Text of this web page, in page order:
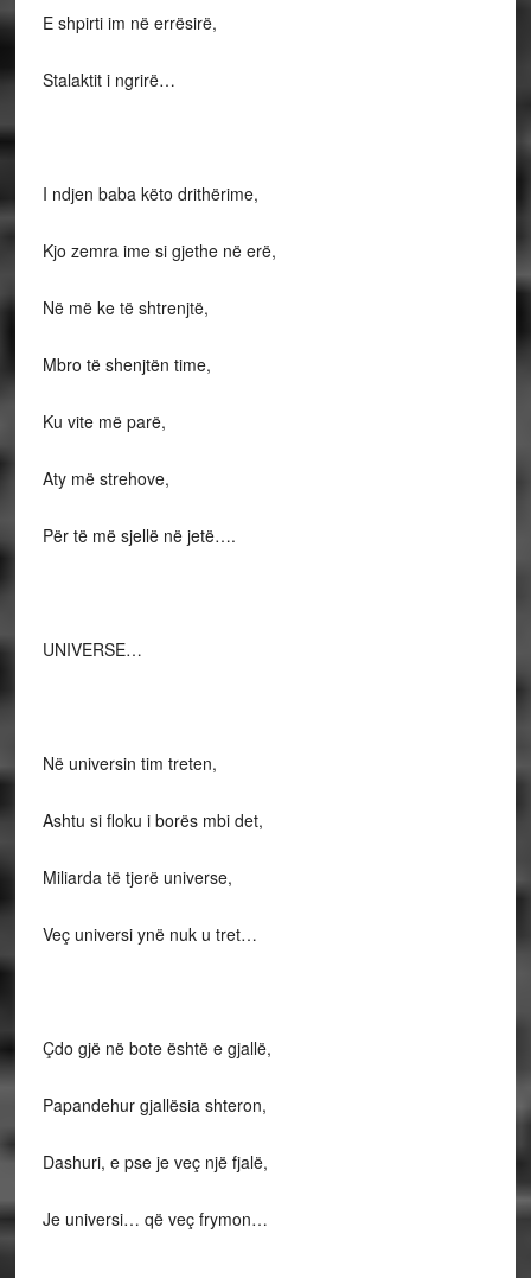
E shpirti im në errësirë,
Stalaktit i ngrirë…
I ndjen baba këto drithërime,
Kjo zemra ime si gjethe në erë,
Në më ke të shtrenjtë,
Mbro të shenjtën time,
Ku vite më parë,
Aty më strehove,
Për të më sjellë në jetë….
UNIVERSE…
Në universin tim treten,
Ashtu si floku i borës mbi det,
Miliarda të tjerë universe,
Veç universi ynë nuk u tret…
Çdo gjë në bote është e gjallë,
Papandehur gjallësia shteron,
Dashuri, e pse je veç një fjalë,
Je universi… që veç frymon…